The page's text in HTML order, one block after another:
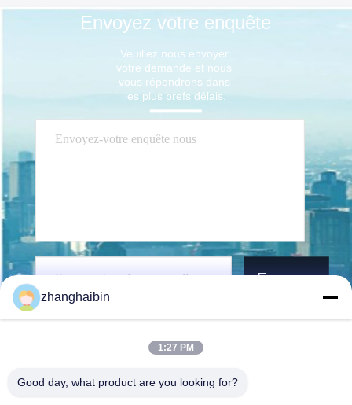
Envoyez votre enquête
Veuillez nous envoyer
votre demande et nous
vous répondrons dans
les plus brefs délais.
Envoyez
zhanghaibin
1:27 PM
Good day, what product are you looking for?